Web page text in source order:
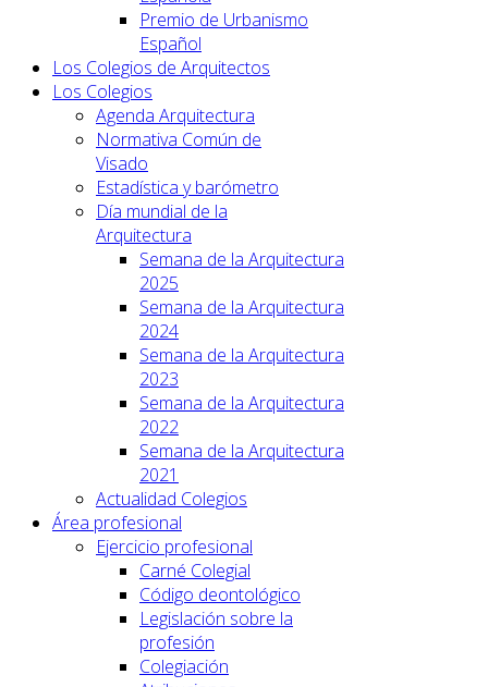
Premio de Urbanismo
Español
Los Colegios de Arquitectos
Los Colegios
Agenda Arquitectura
Normativa Común de
Visado
Estadística y barómetro
Día mundial de la
Arquitectura
Semana de la Arquitectura
2025
Semana de la Arquitectura
2024
Semana de la Arquitectura
2023
Semana de la Arquitectura
2022
Semana de la Arquitectura
2021
Actualidad Colegios
Área profesional
Ejercicio profesional
Carné Colegial
Código deontológico
Legislación sobre la
profesión
Colegiación